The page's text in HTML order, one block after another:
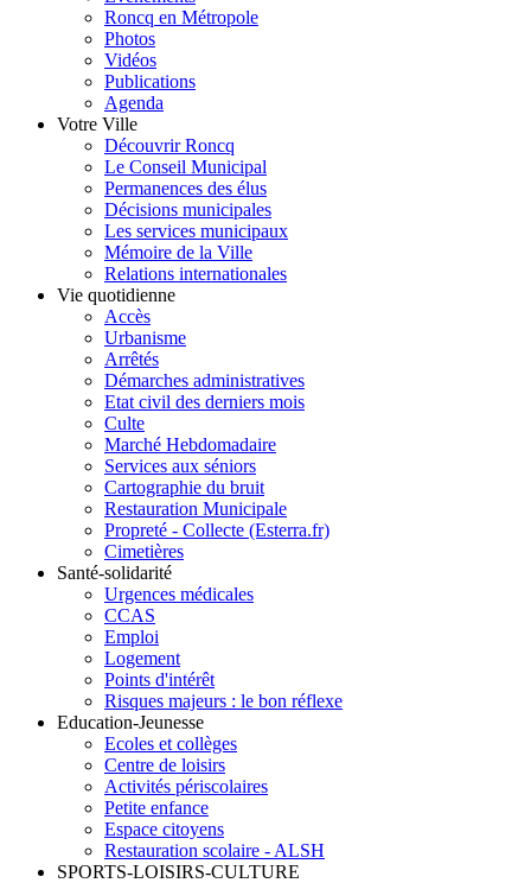
Roncq en Métropole
Photos
Vidéos
Publications
Agenda
Votre Ville
Découvrir Roncq
Le Conseil Municipal
Permanences des élus
Décisions municipales
Les services municipaux
Mémoire de la Ville
Relations internationales
Vie quotidienne
Accès
Urbanisme
Arrêtés
Démarches administratives
Etat civil des derniers mois
Culte
Marché Hebdomadaire
Services aux séniors
Cartographie du bruit
Restauration Municipale
Propreté - Collecte (Esterra.fr)
Cimetières
Santé-solidarité
Urgences médicales
CCAS
Emploi
Logement
Points d'intérêt
Risques majeurs : le bon réflexe
Education-Jeunesse
Ecoles et collèges
Centre de loisirs
Activités périscolaires
Petite enfance
Espace citoyens
Restauration scolaire - ALSH
SPORTS-LOISIRS-CULTURE